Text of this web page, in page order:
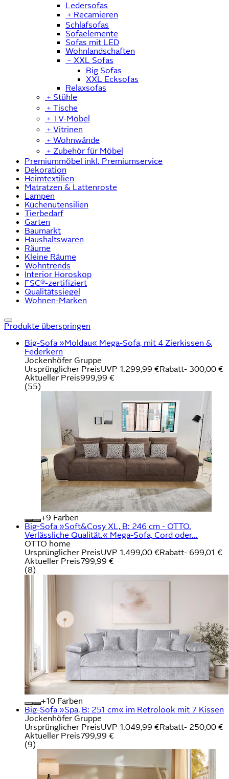
Ledersofas
﹢ Recamieren
Schlafsofas
Sofaelemente
Sofas mit LED
Wohnlandschaften
﹣ XXL Sofas
Big Sofas
XXL Ecksofas
Relaxsofas
﹢ Stühle
﹢ Tische
﹢ TV-Möbel
﹢ Vitrinen
﹢ Wohnwände
﹢ Zubehör für Möbel
Premiummöbel inkl. Premiumservice
Dekoration
Heimtextilien
Matratzen & Lattenroste
Lampen
Küchenutensilien
Tierbedarf
Garten
Baumarkt
Haushaltswaren
Räume
Kleine Räume
Wohntrends
Interior Horoskop
FSC®-zertifiziert
Qualitätssiegel
Wohnen-Marken
Produkte überspringen
Big-Sofa »Moldau« Mega-Sofa, mit 4 Zierkissen &
Federkern
Jockenhöfer Gruppe
Ursprünglicher PreisUVP 1.299,99 €Rabatt- 300,00 €
Aktueller Preis999,99 €
(55)
+
Farben
Big-Sofa »Soft&Cosy XL, B: 246 cm - OTTO.
Verlässliche Qualität.« Mega-Sofa, Cord oder...
OTTO home
Ursprünglicher PreisUVP 1.499,00 €Rabatt- 699,01 €
Aktueller Preis799,99 €
(8)
+
Farben
Big-Sofa »Spa, B: 251 cm« im Retrolook mit 7 Kissen
Jockenhöfer Gruppe
Ursprünglicher PreisUVP 1.049,99 €Rabatt- 250,00 €
Aktueller Preis799,99 €
(9)